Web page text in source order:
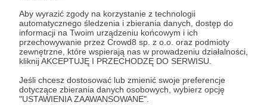
Aby wyrazić zgody na korzystanie z technologii
automatycznego śledzenia i zbierania danych, dostęp do
informacji na Twoim urządzeniu końcowym i ich
przechowywanie przez Crowd8 sp. z o.o. oraz podmioty
zewnętrzne, które wspierają nas w prowadzeniu działalności,
kliknij AKCEPTUJĘ I PRZECHODZĘ DO SERWISU.
Jeśli chcesz dostosować lub zmienić swoje preferencje
dotyczące zbierania danych osobowych, wybierz opcję
"USTAWIENIA ZAAWANSOWANE".
Zaloguj się
dziękujemy